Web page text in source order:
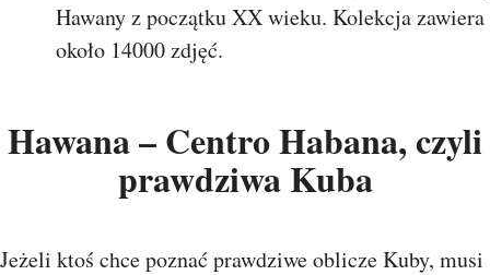
Hawany z początku XX wieku. Kolekcja zawiera
około 14000 zdjęć.
Hawana – Centro Habana, czyli
prawdziwa Kuba
Jeżeli ktoś chce poznać prawdziwe oblicze Kuby, musi